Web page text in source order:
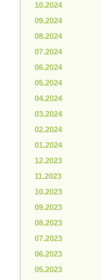
10.2024
09.2024
08.2024
07.2024
06.2024
05.2024
04.2024
03.2024
02.2024
01.2024
12.2023
11.2023
10.2023
09.2023
08.2023
07.2023
06.2023
05.2023